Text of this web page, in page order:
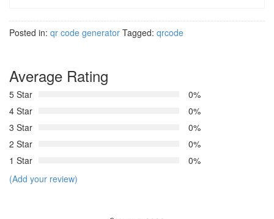
Posted in: qr code generator Tagged: qrcode
Average Rating
5 Star
0%
4 Star
0%
3 Star
0%
2 Star
0%
1 Star
0%
(Add your review)